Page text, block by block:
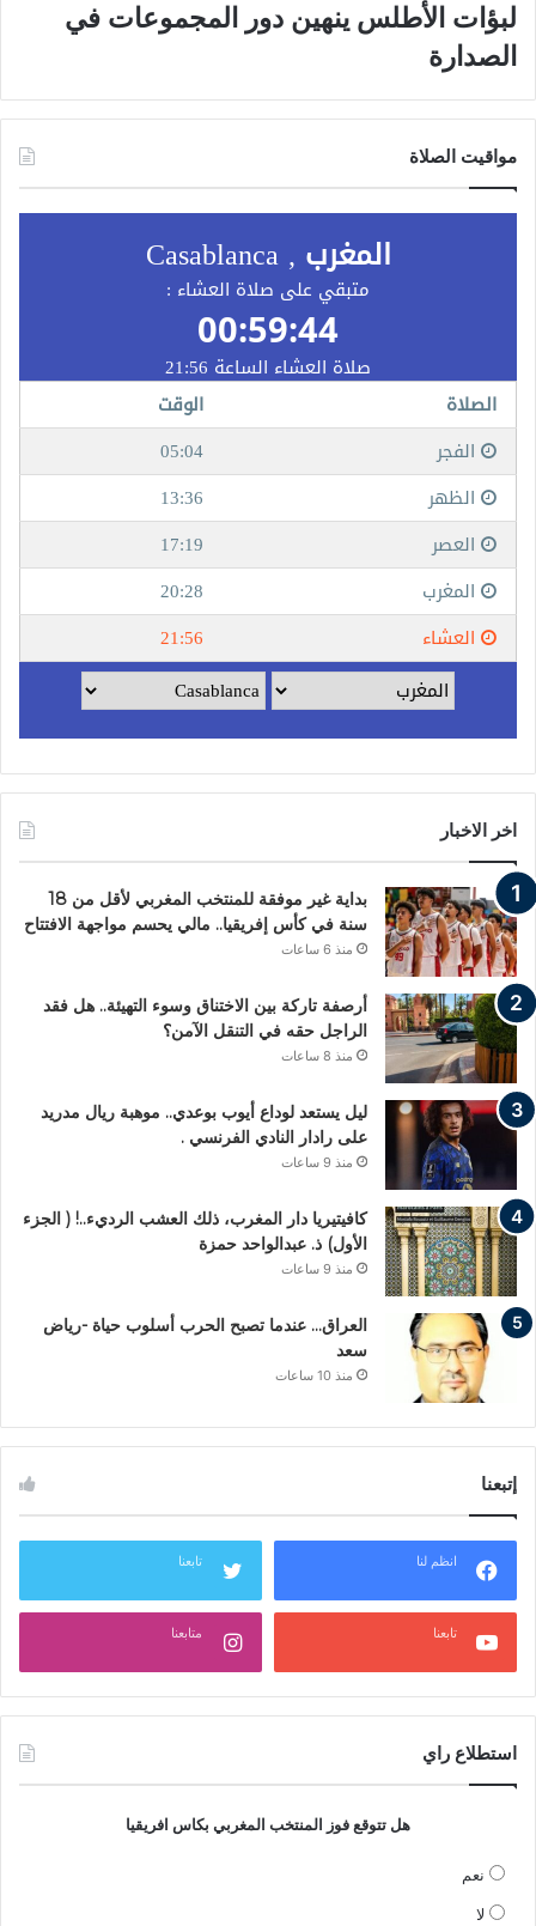
لبؤات الأطلس ينهين دور المجموعات في
الصدارة
مواقيت الصلاة
اخر الاخبار
بداية غير موفقة للمنتخب المغربي لأقل من 18
سنة في كأس إفريقيا.. مالي يحسم مواجهة الافتتاح
منذ 6 ساعات
أرصفة تاركة بين الاختناق وسوء التهيئة.. هل فقد
الراجل حقه في التنقل الآمن؟
منذ 8 ساعات
ليل يستعد لوداع أيوب بوعدي.. موهبة ريال مدريد
على رادار النادي الفرنسي .
منذ 9 ساعات
كافيتيريا دار المغرب، ذلك العشب الرديء..! ( الجزء
الأول) ذ. عبدالواحد حمزة
منذ 9 ساعات
العراق… عندما تصبح الحرب أسلوب حياة -رياض
سعد
منذ 10 ساعات
إتبعنا
انظم لنا تابعنا
تابعنا متابعنا
استطلاع راي
هل تتوقع فوز المنتخب المغربي بكاس افريقيا
نعم
لا